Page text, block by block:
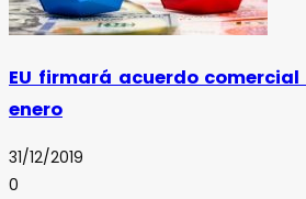
EU firmará acuerdo comercial
enero
31/12/2019
0